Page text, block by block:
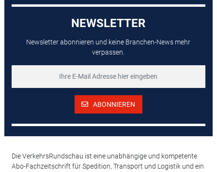
NEWSLETTER
Newsletter abonnieren und keine Branchen-News mehr
verpassen.
ABONNIEREN
Die VerkehrsRundschau ist eine unabhängige und kompetente
Abo-Fachzeitschrift für Spedition, Transport und Logistik und ein